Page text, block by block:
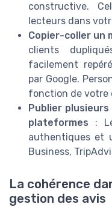
constructive.
lecteurs dans
Copier-coller un
clients
facilement
par Google.
fonction de votre
Publier
plateformes :
authentiques et
Business,
La cohérence
gestion des avis